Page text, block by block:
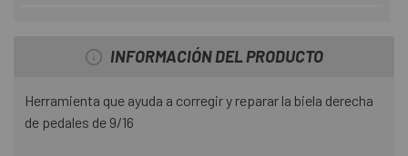
INFORMACIÓN DEL PRODUCTO
Herramienta que ayuda a corregir y reparar la biela derecha
de pedales de 9/16